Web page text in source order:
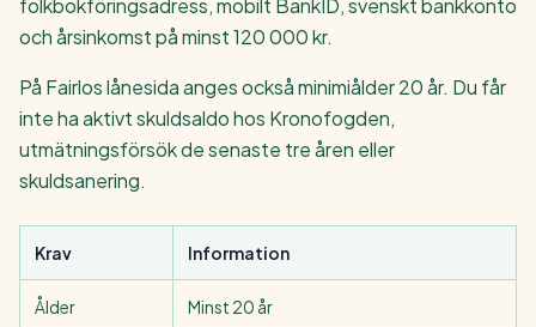
folkbokföringsadress, mobilt BankID, svenskt bankkonto
och årsinkomst på minst 120 000 kr.
På Fairlos lånesida anges också minimiålder 20 år. Du får
inte ha aktivt skuldsaldo hos Kronofogden,
utmätningsförsök de senaste tre åren eller
skuldsanering.
Krav Information
Ålder Minst 20 år